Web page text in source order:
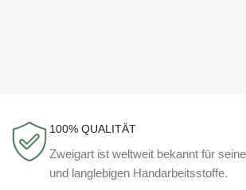
100% QUALITÄT
Zweigart ist weltweit bekannt für
und langlebigen Handarbeitsstoffe.